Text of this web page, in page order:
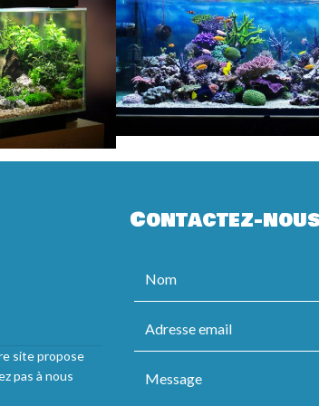
site propose
pas à nous
Contactez-